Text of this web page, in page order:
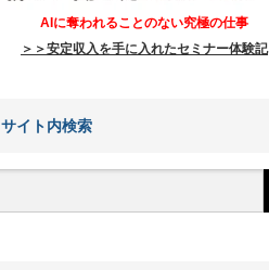
AIに奪われることのない究極の仕事
＞＞安定収入を手に入れたセミナー体験記
サイト内検索